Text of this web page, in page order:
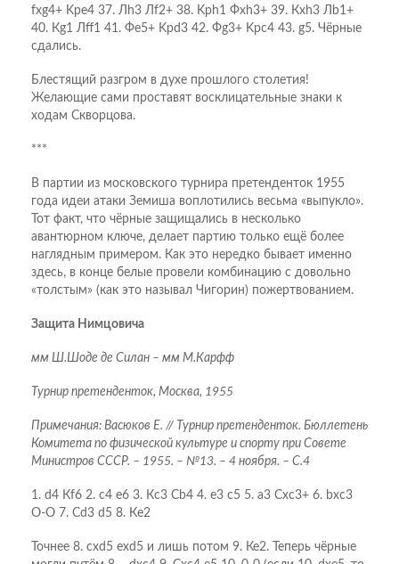
fxg4+ Kрe4 37. Лh3 Лf2+ 38. Kрh1 Фxh3+ 39. Кxh3 Лb1+
40. Кg1 Лff1 41. Фe5+ Kрd3 42. Фg3+ Kрc4 43. g5. Чёрные
сдались.
Блестящий разгром в духе прошлого столетия!
Желающие сами проставят восклицательные знаки к
ходам Скворцова.
***
В партии из московского турнира претенденток 1955
года идеи атаки Земиша воплотились весьма «выпукло».
Тот факт, что чёрные защищались в несколько
авантюрном ключе, делает партию только ещё более
наглядным примером. Как это нередко бывает именно
здесь, в конце белые провели комбинацию с довольно
«толстым» (как это называл Чигорин) пожертвованием.
Защита Нимцовича
мм Ш.Шоде де Силан – мм М.Карфф
Турнир претенденток, Москва, 1955
Примечания: Васюков Е. // Турнир претенденток. Бюллетень
Комитета по физической культуре и спорту при Совете
Министров СССР. – 1955. – №13. – 4 ноября. – С.4
1. d4 Кf6 2. c4 e6 3. Кc3 Сb4 4. e3 c5 5. a3 Сxc3+ 6. bxc3
O-O 7. Сd3 d5 8. Кe2
Точнее 8. схd5 ехd5 и лишь потом 9. Ке2. Теперь чёрные